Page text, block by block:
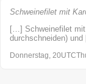
Schweinefilet mit
[…] Schweinefilet mit
durchschneiden)
Donnerstag,